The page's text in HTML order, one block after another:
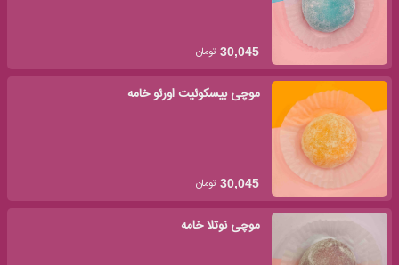
30,045 تومان
موچی بیسکوئیت اورئو خامه
30,045 تومان
موچی نوتلا خامه